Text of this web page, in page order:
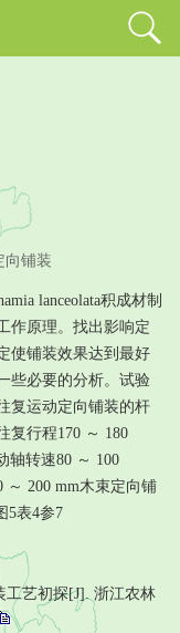
向铺装
lanceolata积成材制
作原理。找出影响定
使铺装效果达到最好
些必要的分析。试验
复运动定向铺装的杆
复行程170 ～ 180
轴转速80 ～ 100
～ 200 mm木束定向铺
5表4参7
工艺初探[J]. 浙江农林